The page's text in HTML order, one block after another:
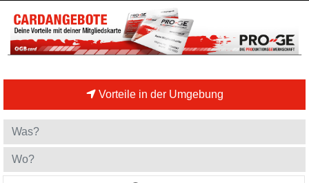
Vorteile in der Umgebung